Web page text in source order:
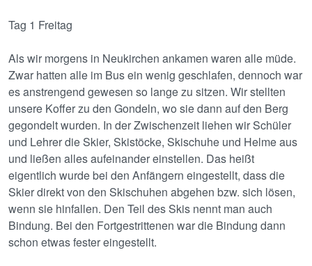
Tag 1 Freitag
Als wir morgens in Neukirchen ankamen waren alle müde.
Zwar hatten alle im Bus ein wenig geschlafen, dennoch war
es anstrengend gewesen so lange zu sitzen. Wir stellten
unsere Koffer zu den Gondeln, wo sie dann auf den Berg
gegondelt wurden. In der Zwischenzeit liehen wir Schüler
und Lehrer die Skier, Skistöcke, Skischuhe und Helme aus
und ließen alles aufeinander einstellen. Das heißt
eigentlich wurde bei den Anfängern eingestellt, dass die
Skier direkt von den Skischuhen abgehen bzw. sich lösen,
wenn sie hinfallen. Den Teil des Skis nennt man auch
Bindung. Bei den Fortgestrittenen war die Bindung dann
schon etwas fester eingestellt.